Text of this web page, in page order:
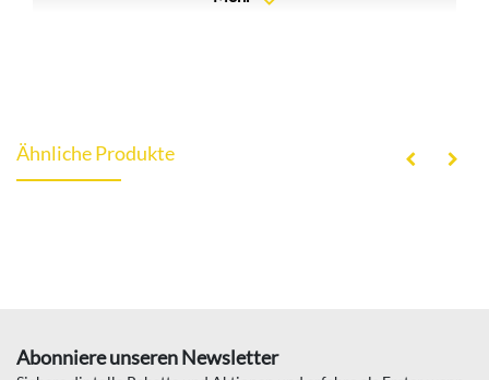
Ähnliche Produkte
Abonniere unseren Newsletter